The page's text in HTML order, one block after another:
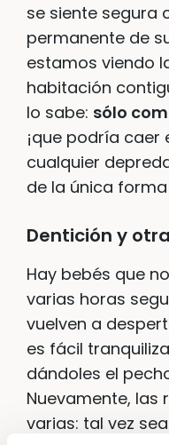
se siente segura
permanente de
estamos viendo
habitación
lo sabe: sólo
¡que podría caer
cualquier
de la única
Dentición y
Hay bebés que
varias horas
vuelven a
es fácil
dándoles el
Nuevamente, las
varias: tal vez